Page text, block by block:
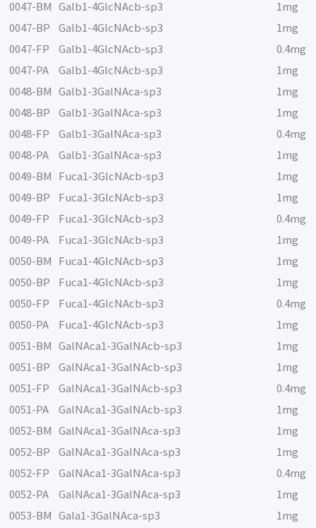
0047-BM
Galb1-4GlcNAcb-sp3
1mg
0047-BP
Galb1-4GlcNAcb-sp3
1mg
0047-FP
Galb1-4GlcNAcb-sp3
0.4mg
0047-PA
Galb1-4GlcNAcb-sp3
1mg
0048-BM
Galb1-3GalNAca-sp3
1mg
0048-BP
Galb1-3GalNAca-sp3
1mg
0048-FP
Galb1-3GalNAca-sp3
0.4mg
0048-PA
Galb1-3GalNAca-sp3
1mg
0049-BM
Fuca1-3GlcNAcb-sp3
1mg
0049-BP
Fuca1-3GlcNAcb-sp3
1mg
0049-FP
Fuca1-3GlcNAcb-sp3
0.4mg
0049-PA
Fuca1-3GlcNAcb-sp3
1mg
0050-BM
Fuca1-4GlcNAcb-sp3
1mg
0050-BP
Fuca1-4GlcNAcb-sp3
1mg
0050-FP
Fuca1-4GlcNAcb-sp3
0.4mg
0050-PA
Fuca1-4GlcNAcb-sp3
1mg
0051-BM
GalNAca1-3GalNAcb-sp3
1mg
0051-BP
GalNAca1-3GalNAcb-sp3
1mg
0051-FP
GalNAca1-3GalNAcb-sp3
0.4mg
0051-PA
GalNAca1-3GalNAcb-sp3
1mg
0052-BM
GalNAca1-3GalNAca-sp3
1mg
0052-BP
GalNAca1-3GalNAca-sp3
1mg
0052-FP
GalNAca1-3GalNAca-sp3
0.4mg
0052-PA
GalNAca1-3GalNAca-sp3
1mg
0053-BM
Gala1-3GalNAca-sp3 1mg